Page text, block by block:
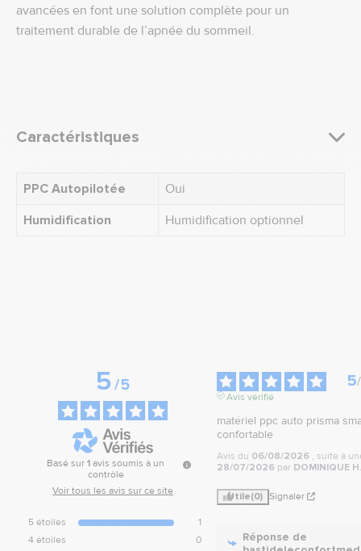
Caractéristiques
PPC Autopilotée
Oui
Humidification
Humidification optionnel
avancées en font une solution complète pour un
traitement durable de l’apnée du sommeil.
5/5
Basé sur 1 avis soumis à un
contrôle
Voir tous les avis sur ce site
5 étoiles
1
4 étoiles 0
5/
Avis vérifié
matériel ppc auto prisma
confortable
Avis du 06/08/2026 , suite à
28/07/2026 par DOMINIQUE H.
Utile(0) Signaler
Réponse de